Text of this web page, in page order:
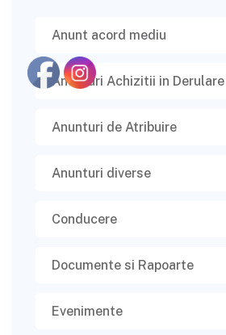
Anunt acord mediu
Anunturi Achizitii in Derulare
Anunturi de Atribuire
Anunturi diverse
Conducere
Documente si Rapoarte
Evenimente